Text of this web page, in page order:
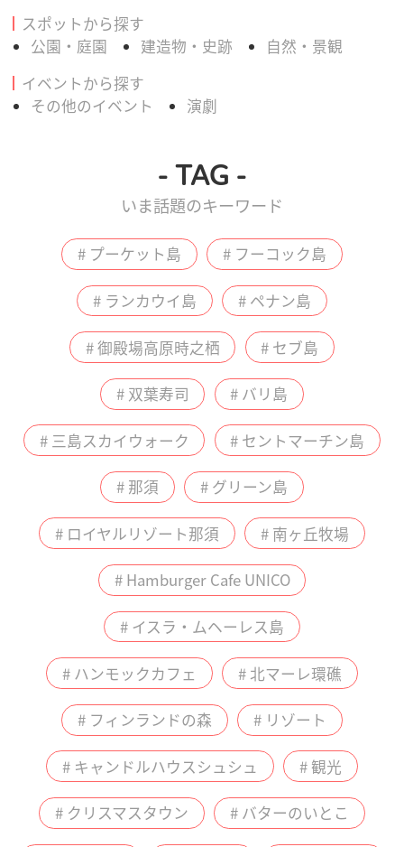
スポットから探す
公園・庭園 建造物・史跡 自然・景観
イベントから探す
その他のイベント 演劇
- TAG -
いま話題のキーワード
# プーケット島 # フーコック島
# ランカウイ島 # ペナン島
# 御殿場高原時之栖 # セブ島
# 双葉寿司 # バリ島
# 三島スカイウォーク # セントマーチン島
# 那須 # グリーン島
# ロイヤルリゾート那須 # 南ヶ丘牧場
# Hamburger Cafe UNICO
# イスラ・ムヘーレス島
# ハンモックカフェ # 北マーレ環礁
# フィンランドの森 # リゾート
# キャンドルハウスシュシュ # 観光
# クリスマスタウン # バターのいとこ